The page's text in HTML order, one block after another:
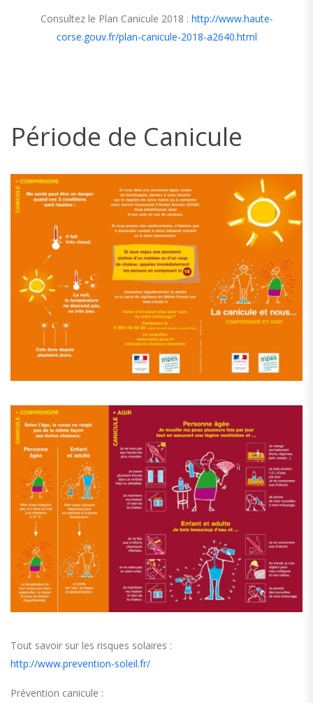
Consultez le Plan Canicule 2018 : http://www.haute-
corse.gouv.fr/plan-canicule-2018-a2640.html
Période de Canicule
Tout savoir sur les risques solaires :
http://www.prevention-soleil.fr/
Prévention canicule :